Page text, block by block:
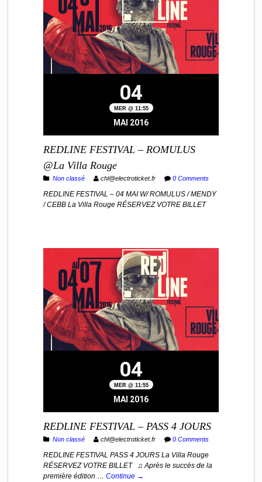
04
MER @ 11:55
MAI 2016
REDLINE FESTIVAL – ROMULUS
@La Villa Rouge
Non classé chl@electroticket.fr 0 Comments
REDLINE FESTIVAL – 04 MAI W/ ROMULUS / MENDY
/ CEBB La Villa Rouge RÉSERVEZ VOTRE BILLET
04
MER @ 11:55
MAI 2016
REDLINE FESTIVAL – PASS 4 JOURS
Non classé chl@electroticket.fr 0 Comments
REDLINE FESTIVAL PASS 4 JOURS La Villa Rouge
RÉSERVEZ VOTRE BILLET ♫ Après le succès de la
première édition … Continue →